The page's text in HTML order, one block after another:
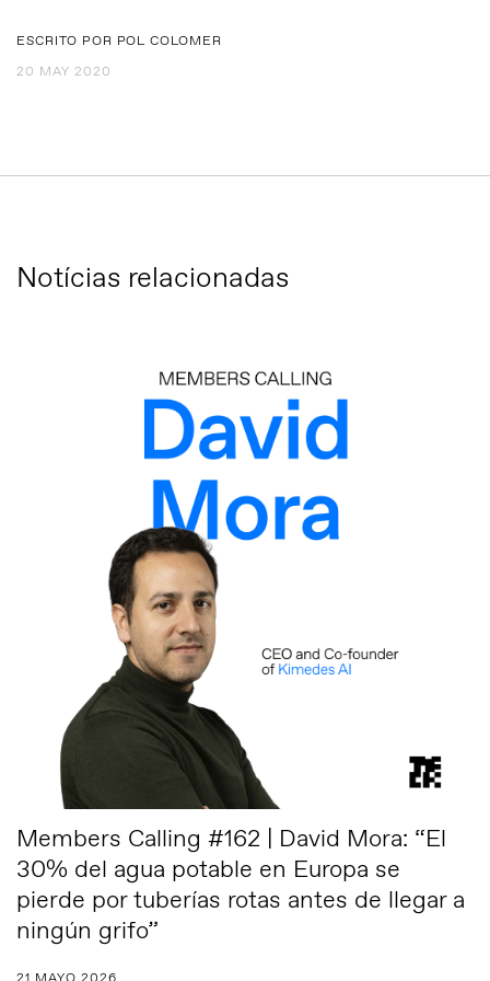
ESCRITO POR POL COLOMER
20 MAY 2020
Notícias relacionadas
Members Calling #162 | David Mora: “El
30% del agua potable en Europa se
pierde por tuberías rotas antes de llegar a
ningún grifo”